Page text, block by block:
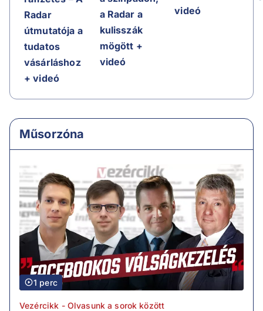
Radar
útmutatója a
tudatos
vásárláshoz
+ videó
a Radar a
kulisszák
mögött +
videó
videó
Műsorzóna
1 perc
Vezércikk - Olvasunk a sorok között